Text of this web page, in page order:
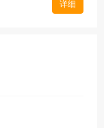
详细